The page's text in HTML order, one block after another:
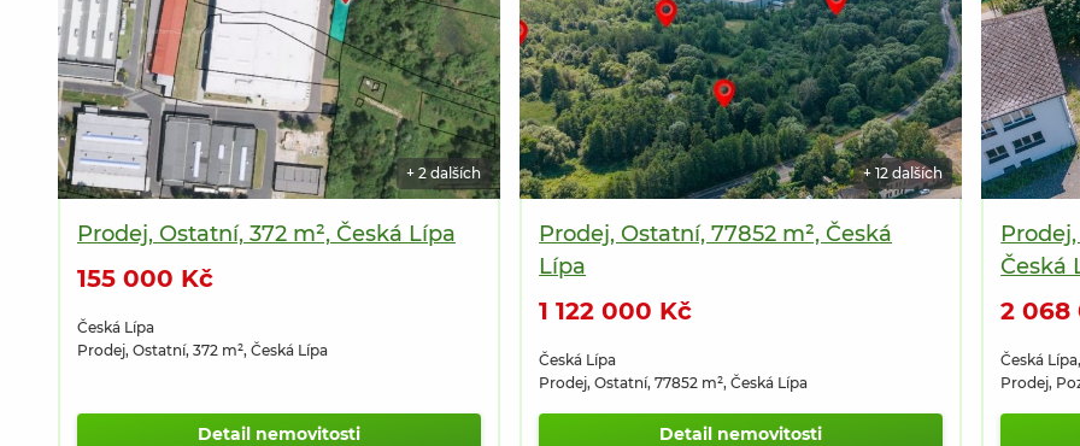
4
900
000
Kč
+ 2 dalších
Prodej, Ostatní, 372 m², Česká Lípa
155 000 Kč
Česká Lípa
Prodej, Ostatní, 372 m², Česká Lípa
Detail nemovitosti
+ 12 dalších
Prodej, Ostatní, 77852 m², Česká
Lípa
1 122 000 Kč
Česká Lípa
Prodej, Ostatní, 77852 m², Česká Lípa
Detail nemovitosti
Česká
2 068
Česká
Prodej,